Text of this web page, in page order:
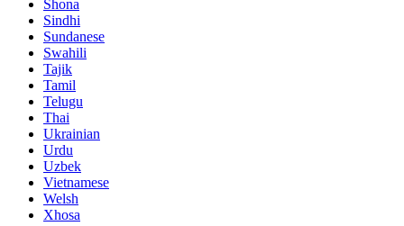
Shona
Sindhi
Sundanese
Swahili
Tajik
Tamil
Telugu
Thai
Ukrainian
Urdu
Uzbek
Vietnamese
Welsh
Xhosa